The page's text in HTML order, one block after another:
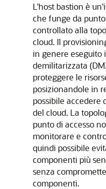
L'host bastion è
che funge da
controllato alla
cloud. Il
in genere eseguito
demilitarizzata
proteggere le
posizionandole in
possibile accedere
del cloud. La
punto di accesso
monitorare e
quindi possibile
componenti più
senza
componenti.